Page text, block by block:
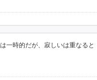
一時的だが、寂しいは重なると